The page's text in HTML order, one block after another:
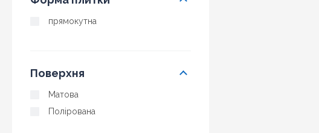
прямокутна
Поверхня
Матова
Полірована